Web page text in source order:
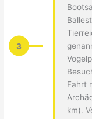
3
Fahrt
km).